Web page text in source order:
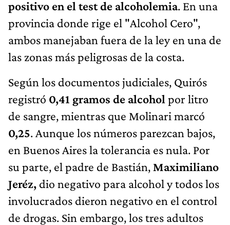
positivo en el test de alcoholemia. En una
provincia donde rige el "Alcohol Cero",
ambos manejaban fuera de la ley en una de
las zonas más peligrosas de la costa.
Según los documentos judiciales, Quirós
registró 0,41 gramos de alcohol por litro
de sangre, mientras que Molinari marcó
0,25. Aunque los números parezcan bajos,
en Buenos Aires la tolerancia es nula. Por
su parte, el padre de Bastián, Maximiliano
Jeréz, dio negativo para alcohol y todos los
involucrados dieron negativo en el control
de drogas. Sin embargo, los tres adultos